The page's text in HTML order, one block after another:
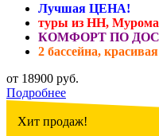
Лучшая ЦЕНА!
туры из НН,
КОМФОРТ ПО
2 бассейна,
от 18900 руб.
Подробнее
Хит продаж!